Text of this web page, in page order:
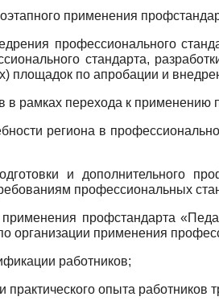
применения
профессионального
стандарта,
площадок по апробации и
в рамках перехода к
региона в
и дополнительного
профессиональных
профстандарта
организации применения
работников;
практического опыта